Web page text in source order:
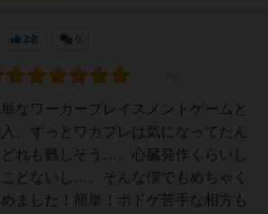
2名
なワーカープレイスメントゲームと
入。ずっとワカプレは気になってたん
れも難しそう…。心臓発作くらいし
とないし…。そんな僕でもめちゃく
ました！簡単！ボドゲ苦手な相方も